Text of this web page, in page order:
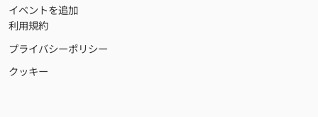
イベントを追加
利用規約
プライバシーポリシー
クッキー